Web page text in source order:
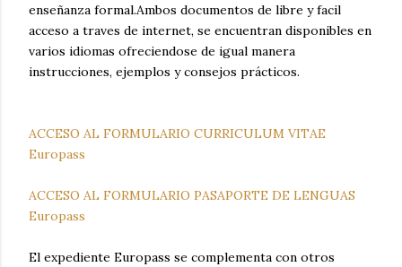
enseñanza formal.Ambos documentos de libre y facil
acceso a traves de internet, se encuentran disponibles en
varios idiomas ofreciendose de igual manera
instrucciones, ejemplos y consejos prácticos.
ACCESO AL FORMULARIO CURRICULUM VITAE
Europass
ACCESO AL FORMULARIO PASAPORTE DE LENGUAS
Europass
El expediente Europass se complementa con otros